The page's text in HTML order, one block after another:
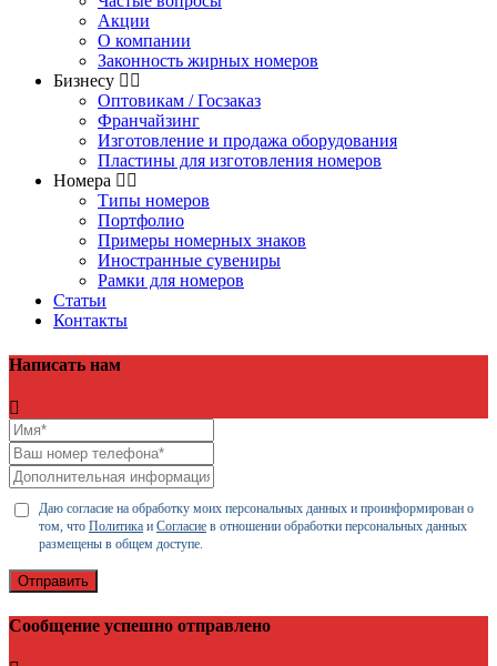
Акции
О компании
Законность жирных номеров
Бизнесу
Оптовикам / Госзаказ
Франчайзинг
Изготовление и продажа оборудования
Пластины для изготовления номеров
Номера
Типы номеров
Портфолио
Примеры номерных знаков
Иностранные сувениры
Рамки для номеров
Статьи
Контакты
Написать нам
Даю согласие на обработку моих персональных данных и проинформирован о
том, что Политика и Согласие в отношении обработки персональных данных
размещены в общем доступе.
Отправить
Сообщение успешно отправлено